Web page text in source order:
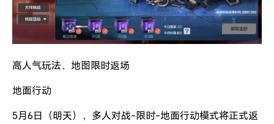
高人气玩法、地图限时返场
地面行动
5月6日（明天），多人对战-限时-地面行动模式将正式返